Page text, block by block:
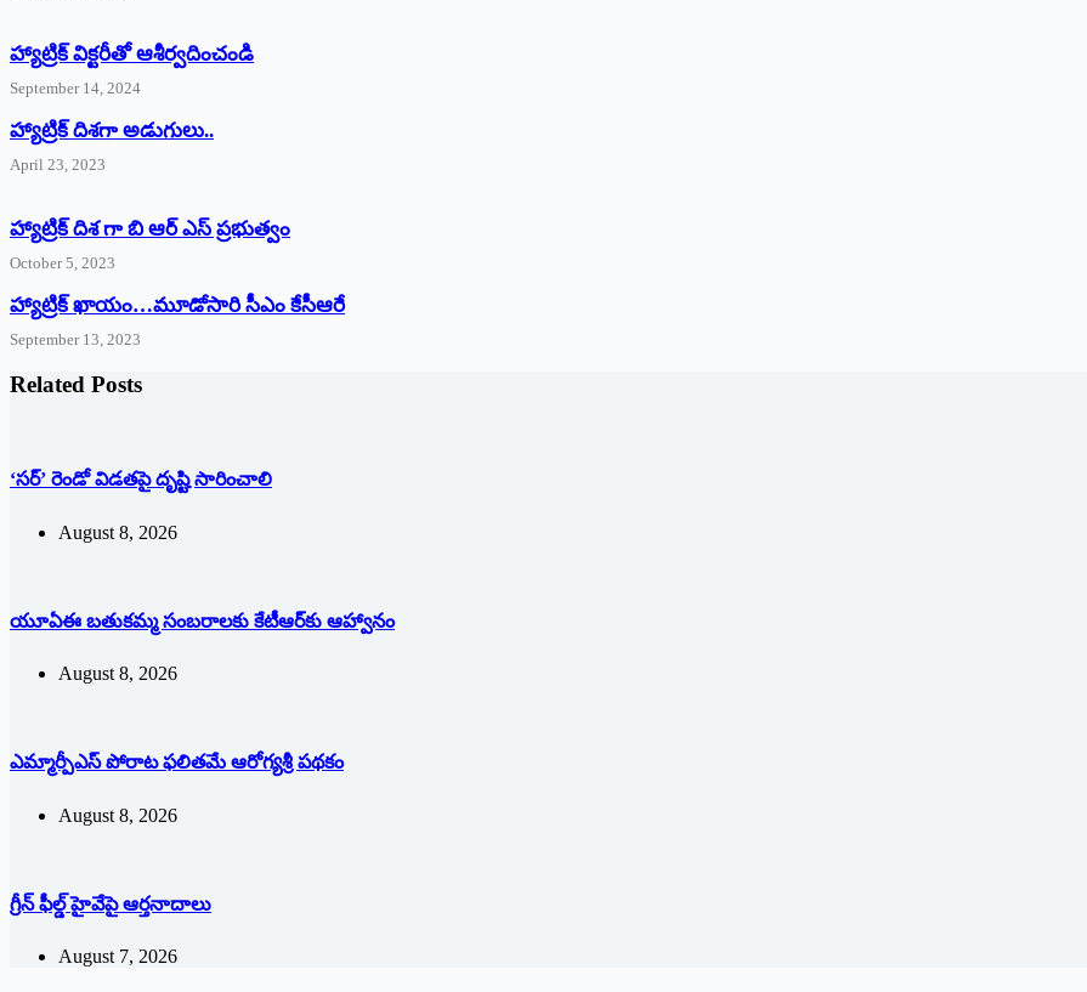
హ్యాట్రిక్‌ ‌విక్టరీతో ఆశీర్వదించండి
September 14, 2024
‌హ్యాట్రిక్‌ ‌దిశగా అడుగులు..
April 23, 2023
హ్యాట్రిక్ దిశ గా బి ఆర్ ఎస్ ప్రభుత్వం
October 5, 2023
హ్యాట్రిక్‌ ‌ఖాయం…మూడోసారి సీఎం కేసీఆరే
September 13, 2023
Related Posts
‘సర్’ రెండో విడతపై దృష్టి సారించాలి
August 8, 2026
యూఏఈ బతుకమ్మ సంబరాలకు కేటీఆర్‌కు ఆహ్వానం
August 8, 2026
ఎమ్మార్పీఎస్ పోరాట ఫలితమే ఆరోగ్యశ్రీ పథకం
August 8, 2026
గ్రీన్ ఫీల్డ్ హైవేపై ఆర్తనాదాలు
August 7, 2026